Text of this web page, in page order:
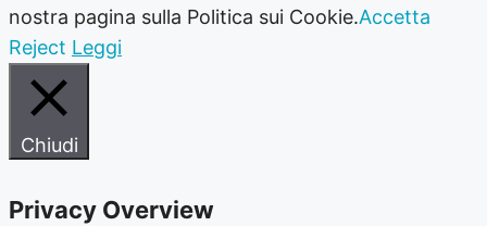
nostra pagina sulla Politica sui Cookie.Accetta
Reject Leggi
Chiudi
Privacy Overview